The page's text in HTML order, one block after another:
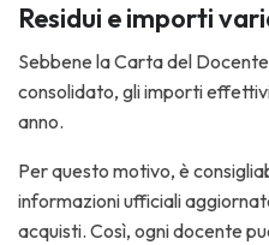
Residui e importi
Sebbene la Carta del
consolidato, gli importi
anno.
Per questo motivo, è
informazioni ufficiali
acquisti. Così, ogni docente